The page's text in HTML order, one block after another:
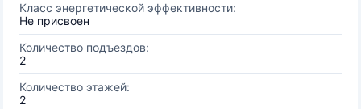
Класс энергетической эффективности:
Не присвоен
Количество подъездов:
2
Количество этажей:
2